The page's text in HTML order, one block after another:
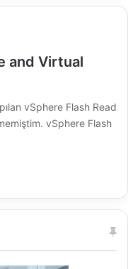
and Virtual
vSphere Flash Read
vSphere Flash